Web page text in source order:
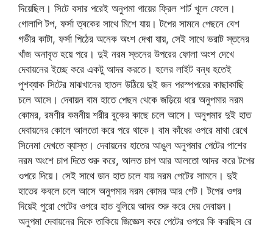
দিয়েছিল। সিটে বসার পরেই অনুপমা গায়ের ফ্রিল শার্ট খুলে ফেলে।
গোলাপি টপ, ফর্সা ত্বকের সাথে মিশে যায়। টপের সামনে পেছনে বেশ
গভীর কাটা, ফর্সা পিঠের অনেক অংশ দেখা যায়, সেই সাথে ভরাট স্তনের
খাঁজ অনাবৃত হয়ে পরে। দুই নরম স্তনের উপরের ফোলা অংশ দেখে
দেবায়নের ইচ্ছে করে একটু আদর করতে। হলের লাইট বন্ধ হতেই
পুশব্যাক সিটের মাঝখানের হাতল উঠিয়ে দুই জন পরস্পপরের কাছাকাছি
চলে আসে। দেবায়ন বাম হাতে পেছন থেকে জড়িয়ে ধরে অনুপমার নরম
কোমর, রমণীর কমনীয় শরীর বুকের কাছে চলে আসে। অনুপমার দুই হাত
দেবায়নের কোলে আলতো করে পরে থাকে। বাম কাঁধের ওপরে মাথা রেখে
সিনেমা দেখতে ব্যাস্ত। দেবায়নের হাতের আঙুল অনুপমার পেটের পাশের
নরম অংশে চাপ দিতে শুরু করে, আলত চাপ আর আলতো আদর করে টপের
ওপরে দিয়ে। সেই সাথে ডান হাত চলে যায় নরম পেটের সামনে। দুই
হাতের কবলে চলে আসে অনুপমার নরম কোমর আর পেট। টপের ওপর
দিয়েই পুরো পেটের ওপরে হাত বুলিয়ে আদর শুরু করে দেয় দেবায়ন।
অনুপমা দেবায়নের দিকে তাকিয়ে জিজ্ঞেস করে পেটের ওপরে কি করছিস রে